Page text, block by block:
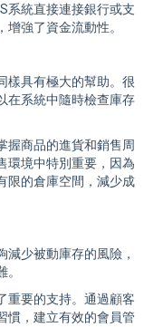
系統直接連接銀行或支
強了資金流動性。
樣具有極大的幫助。很
在系統中隨時檢查庫存
握商品的進貨和銷售周
環境中特別重要，因為
限的倉庫空間，減少成
減少被動庫存的風險，
重要的支持。通過顧客
慣，建立有效的會員管